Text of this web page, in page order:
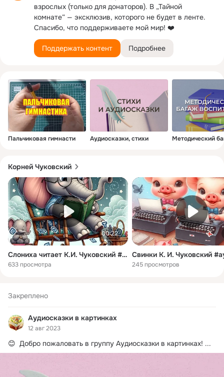
взрослых (только для донаторов). В „Тайной
комнате“ — эксклюзив, которого не будет в ленте.
Спасибо, что поддерживаете мой мир! ❤️
Поддержать контент Подробнее
Пальчиковая гимнасти Аудиосказки, стихи Методический
Корней Чуковский
00:22
Слониха читает К.И. Чуковский #аудиосказкивкартинках
633 просмотра 245 просмотров
Закреплено
Аудиосказки в картинках
12 авг 2023
😊  Добро пожаловать в группу Аудиосказки в картинках! ...
сказки о животных, Малыш и Карлсон, Бременские
музыканты, Снежная королева, Гадкий утёнок, Дюймовочка.
Вспомним сказки А.С.Пушкина - Сказка о золотом петушке,
Чуковского - Краденое солнце, Мойдодыр, Федорино горе и
многие другие.
Вы побываете в гостях у сказки!